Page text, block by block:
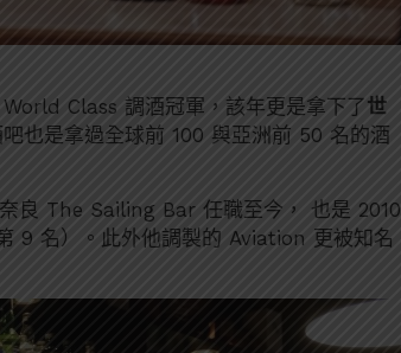
Class 調酒冠軍，該年更是拿下了世
也是拿過全球前 100 與亞洲前 50 名的酒
良 The Sailing Bar 任職至今， 也是 2010
9 名）。此外他調製的 Aviation 更被知名